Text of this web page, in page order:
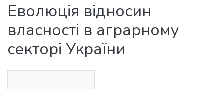
Еволюція відносин
власності в аграрному
секторі України